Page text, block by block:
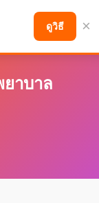
าบาล
ดูวิธี ×